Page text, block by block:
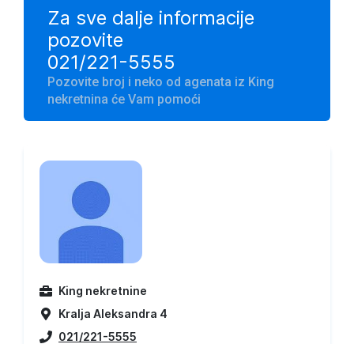
Za sve dalje informacije
pozovite
021/221-5555
Pozovite broj i neko od agenata iz King
nekretnina će Vam pomoći
King nekretnine
Kralja Aleksandra 4
021/221-5555